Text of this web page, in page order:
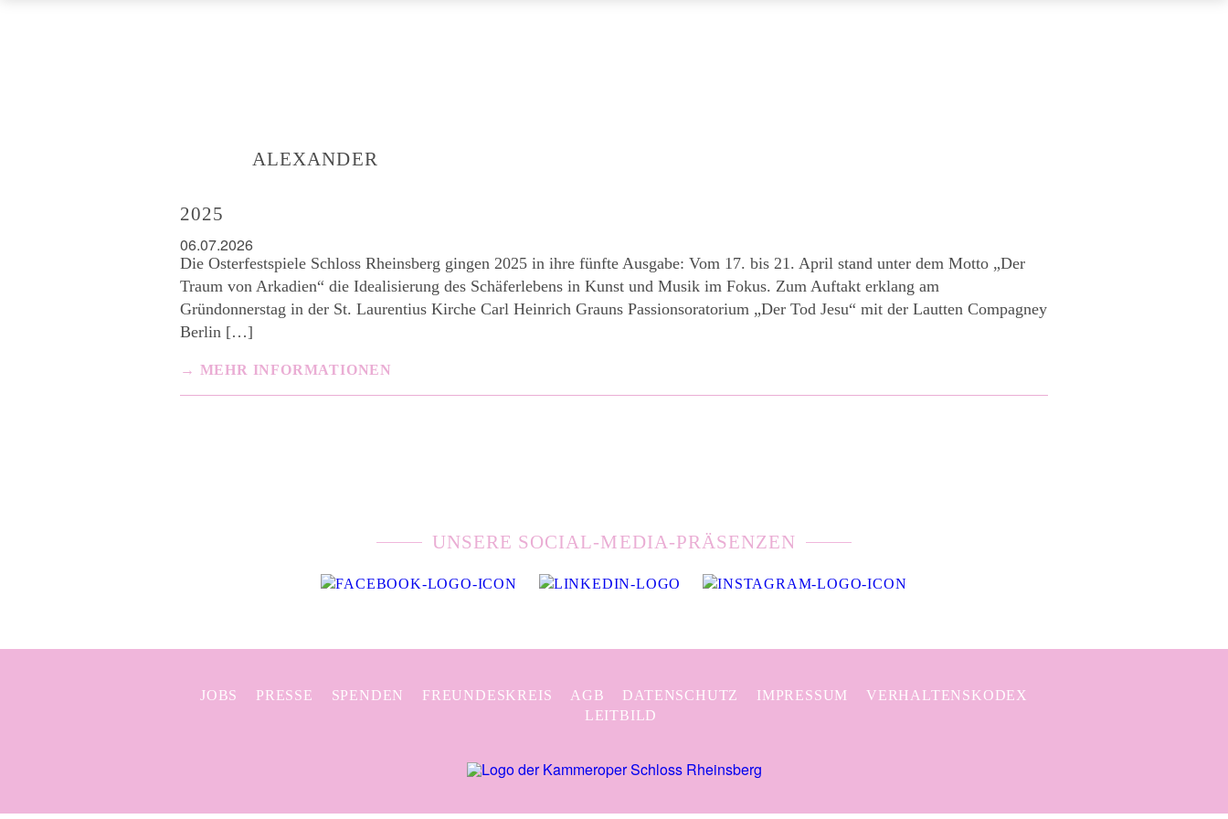
ALEXANDER
2025
06.07.2026
Die Osterfestspiele Schloss Rheinsberg gingen 2025 in ihre fünfte Ausgabe: Vom 17. bis 21. April stand unter dem Motto „Der
Traum von Arkadien“ die Idealisierung des Schäferlebens in Kunst und Musik im Fokus. Zum Auftakt erklang am
Gründonnerstag in der St. Laurentius Kirche Carl Heinrich Grauns Passionsoratorium „Der Tod Jesu“ mit der Lautten Compagney
Berlin […]
MEHR INFORMATIONEN
UNSERE SOCIAL-MEDIA-PRÄSENZEN
JOBS PRESSE SPENDEN FREUNDESKREIS AGB DATENSCHUTZ IMPRESSUM
VERHALTENSKODEX
LEITBILD